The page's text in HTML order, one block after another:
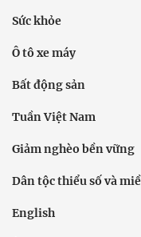
Sức khỏe
Ô tô xe máy
Bất động sản
Tuần Việt Nam
Giảm nghèo bền vững
Dân tộc thiểu số và
English